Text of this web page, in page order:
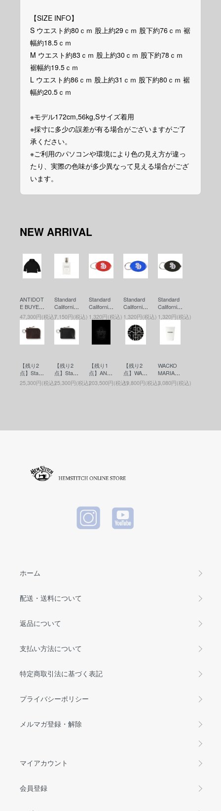
【SIZE INFO】
S ウエスト約80ｃｍ 股上約29ｃｍ 股下約76ｃｍ 裾
幅約18.5ｃｍ
M ウエスト約83ｃｍ 股上約30ｃｍ 股下約78ｃｍ
裾幅約19.5ｃｍ
L ウエスト約86ｃｍ 股上約31ｃｍ 股下約80ｃｍ 裾
幅約20.5ｃｍ
※モデル172cm,56kg,Sサイズ着用
※採寸に多少の誤差が有る場合がございますがご了
承ください。
※ご利用のパソコンや環境により色の見え方が違っ
たり、実際の色味が多少異なって見える場合がござ
います。
NEW ARRIVAL
ANTIDOT
E BUYER
S CLUB
(アンチド
ートバイ
ヤーズク
ラブ) ASI
versized
Cutoff Par
ka(カット
オフパー
47,300円(税込)
Standard
California
(スタンダ
ードカリ
フォルニ
ア) SD Fr
agrance
7,150円(税込)
Standard
California
(スタンダ
ードカリ
フォルニ
ア) SD Co
in Case
1,320円(税込)
Standard
California
(スタンダ
ードカリ
フォルニ
ア) SD Co
in Case
1,320円(税込)
Standard
California
(スタンダ
ードカリ
フォルニ
in Case
CK
1,320円(税込)
【残り2
点】Stand
ard Califor
nia(スタ
eather Wa
BROWN
25,300円(税込)
【残り2
点】Stand
ard Califor
nia(スタ
eather Wa
25,300円(税込)
【残り1
点】ANTI
DOTE BU
YERS CL
ool Bag(M
203,500円(税込)
【残り2
点】WAC
KO MARI
A (ワコマ
19,800円(税込)
WACKO
MARIA
(ワコマリ
ア) MUG
3,080円(税込)
ホーム
配送・送料について
返品について
支払い方法について
特定商取引法に基づく表記
プライバシーポリシー
メルマガ登録・解除
マイアカウント
会員登録